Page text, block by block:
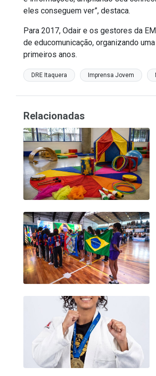
eles conseguem ver”, destaca.
Para 2017, Odair e os gestores da
de educomunicação, organizando
primeiros anos.
DRE Itaquera Imprensa Jovem
Relacionadas